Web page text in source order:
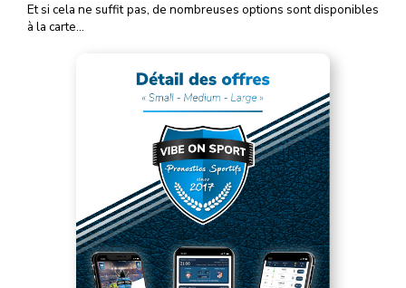
Et si cela ne suffit pas, de nombreuses options sont disponibles
à la carte…